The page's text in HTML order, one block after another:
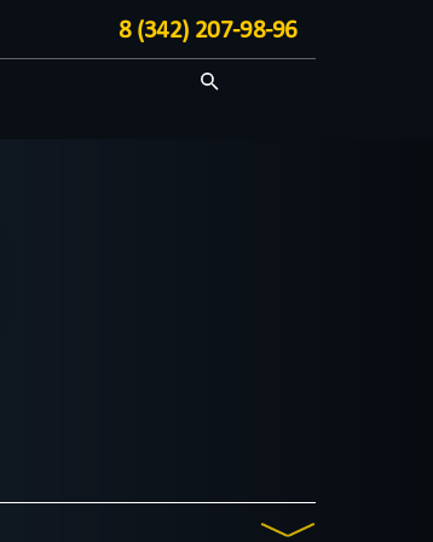
8 (342) 207-98-96